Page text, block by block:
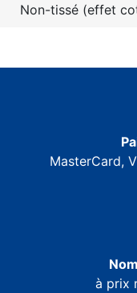
Non-tissé (effet
MasterCard,
à prix